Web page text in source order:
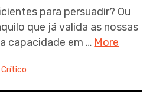
para persuadir? Ou
que já valida as nossas
capacidade em … More